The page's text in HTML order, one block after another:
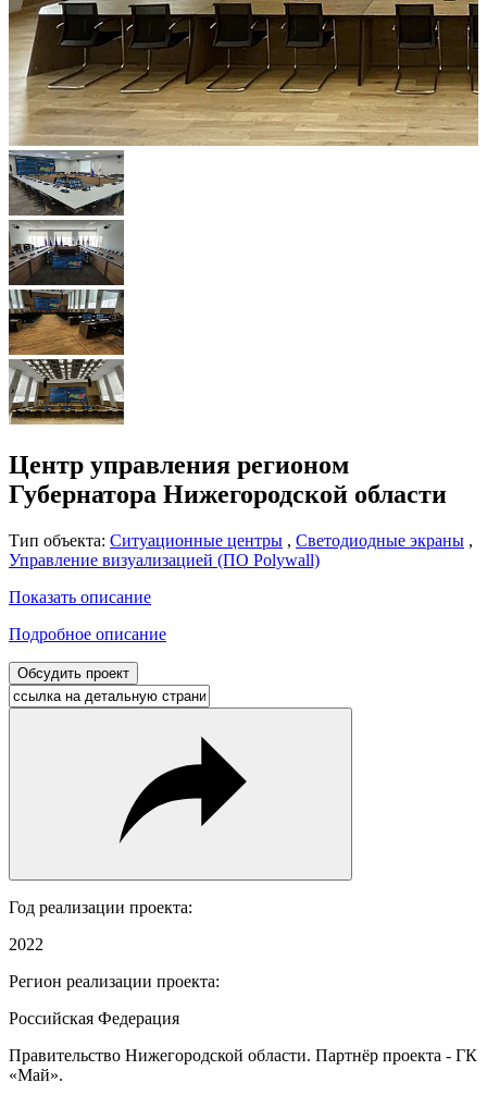
Центр управления регионом
Губернатора Нижегородской области
Тип объекта: Ситуационные центры , Светодиодные экраны ,
Управление визуализацией (ПО Polywall)
Показать описание
Подробное описание
Обсудить проект
Год реализации проекта:
2022
Регион реализации проекта:
Российская Федерация
Правительство Нижегородской области. Партнёр проекта - ГК
«Май».